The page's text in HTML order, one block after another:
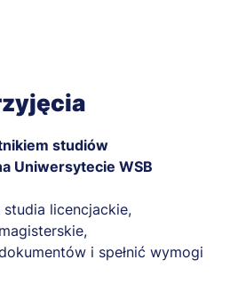
studiów
Uniwersytecie WSB
licencjackie,
i spełnić wymogi